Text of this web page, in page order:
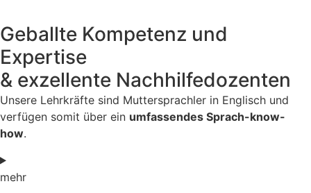
Geballte Kompetenz und
Expertise
& exzellente Nachhilfedozenten
Unsere Lehrkräfte sind Muttersprachler in Englisch und
verfügen somit über ein umfassendes Sprach-know-
how.
mehr